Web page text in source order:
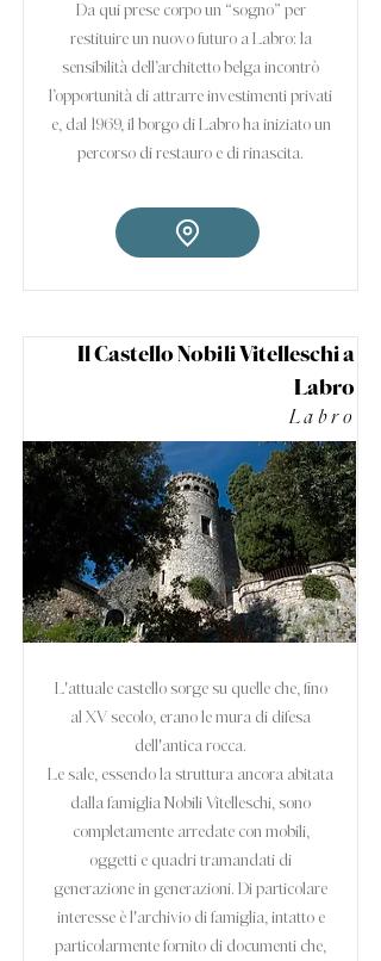
Da qui prese corpo un “sogno” per
restituire un nuovo futuro a Labro: la
sensibilità dell’architetto belga incontrò
l’opportunità di attrarre investimenti privati
e, dal 1969, il borgo di Labro ha iniziato un
percorso di restauro e di rinascita.
Il Castello Nobili Vitelleschi a
Labro
Labro
L'attuale castello sorge su quelle che, fino
al XV secolo, erano le mura di difesa
dell'antica rocca.
Le sale, essendo la struttura ancora abitata
dalla famiglia Nobili Vitelleschi, sono
completamente arredate con mobili,
oggetti e quadri tramandati di
generazione in generazioni. Di particolare
interesse è l'archivio di famiglia, intatto e
particolarmente fornito di documenti che,